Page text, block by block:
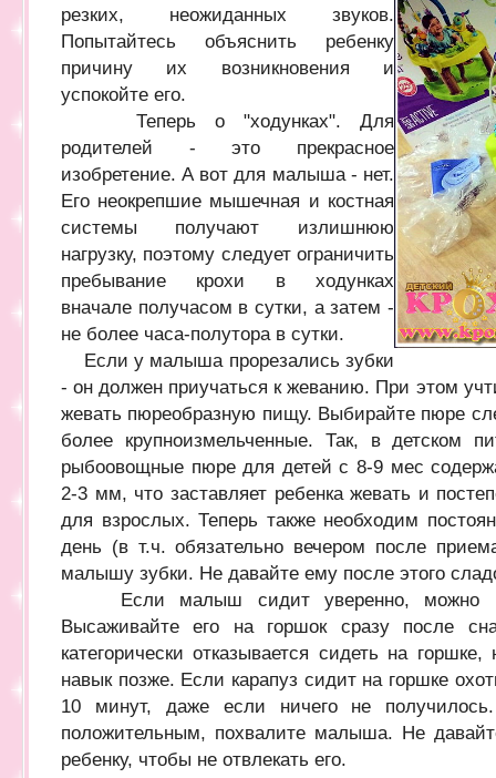
резких, неожиданных звуков.
Попытайтесь объяснить ребенку
причину их возникновения и
успокойте его.
Теперь о "ходунках". Для
родителей - это прекрасное
изобретение. А вот для малыша - нет.
Его неокрепшие мышечная и костная
системы получают излишнюю
нагрузку, поэтому следует ограничить
пребывание крохи в ходунках
вначале получасом в сутки, а затем -
не более часа-полутора в сутки.
Если у малыша прорезались зубки
- он должен приучаться к жеванию. При этом
жевать пюреобразную пищу. Выбирайте пюре
более крупноизмельченные. Так, в детском
рыбоовощные пюре для детей с 8-9 мес
2-3 мм, что заставляет ребенка жевать и
для взрослых. Теперь также необходим
день (в т.ч. обязательно вечером после
малышу зубки. Не давайте ему после этого
Если малыш сидит уверенно, можно
Высаживайте его на горшок сразу после
категорически отказывается сидеть на
навык позже. Если карапуз сидит на горшке
10 минут, даже если ничего не
положительным, похвалите малыша. Не
ребенку, чтобы не отвлекать его.